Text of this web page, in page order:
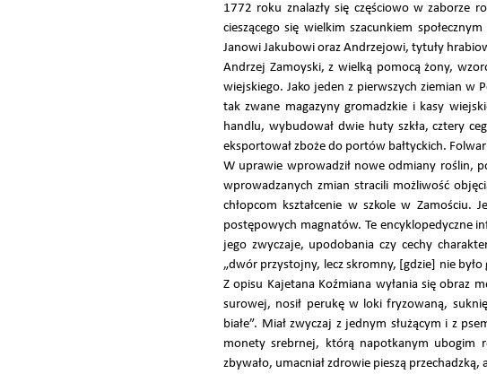
1772 roku znalazły się częściowo w zaborze
cieszącego się wielkim szacunkiem
Janowi Jakubowi oraz Andrzejowi, tytuły
Andrzej Zamoyski, z wielką pomocą żony,
wiejskiego. Jako jeden z pierwszych ziemian w
tak zwane magazyny gromadzkie i kasy
handlu, wybudował dwie huty szkła, cztery
eksportował zboże do portów bałtyckich.
W uprawie wprowadził nowe odmiany roślin,
wprowadzanych zmian stracili możliwość
chłopcom kształcenie w szkole w Zamościu.
postępowych magnatów. Te encyklopedyczne
jego zwyczaje, upodobania czy cechy
„dwór przystojny, lecz skromny, [gdzie] nie
Z opisu Kajetana Koźmiana wyłania się obraz
surowej, nosił perukę w loki fryzowaną,
białe”. Miał zwyczaj z jednym służącym i z
monety srebrnej, którą napotkanym ubogim
zbywało, umacniał zdrowie pieszą